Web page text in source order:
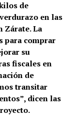
de
en las
Zárate. La
para comprar
su
fiscales en
de
transitar
dicen las